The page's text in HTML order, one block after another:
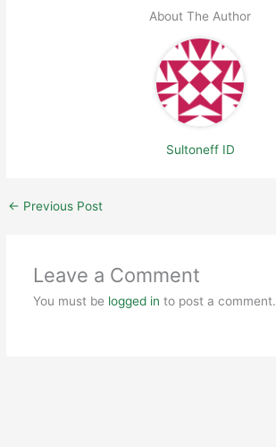
About The Author
Sultoneff ID
← Previous Post
Leave a Comment
You must be logged in to post a comment.